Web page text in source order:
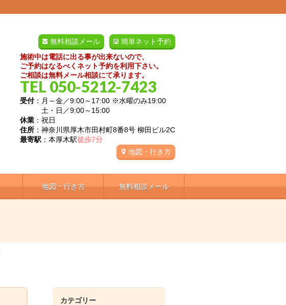
簡単ネット予約
無料相談メール
施術中は電話に出る事が出来ないので、
ご予約はなるべくネット予約を利用下さい。
ご相談は無料メール相談にて承ります。
TEL 050-5212-7423
受付：月～金／9:00～17:00 ※水曜のみ19:00
土・日／9:00～15:00
休業 ：祝日
住所 ：神奈川県厚木市田村町8番8号 柳田ビル2C
最寄駅 ：本厚木駅徒歩7分
地図・行き方
地図・行き方 無料相談メール
カテゴリー